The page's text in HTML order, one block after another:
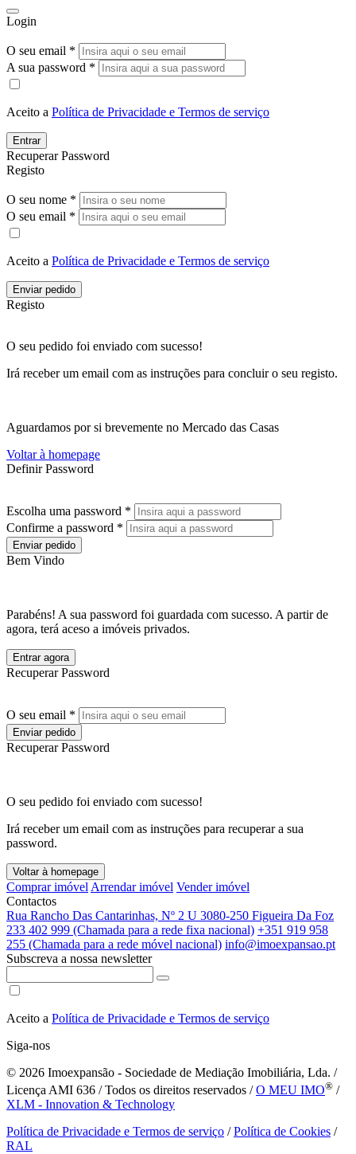
Login
O seu email *
A sua password *
Aceito a Política de Privacidade e Termos de serviço
Entrar
Recuperar Password
Registo
O seu nome *
O seu email *
Aceito a Política de Privacidade e Termos de serviço
Enviar pedido
Registo
O seu pedido foi enviado com sucesso!
Irá receber um email com as instruções para concluir o seu registo.
Aguardamos por si brevemente no Mercado das Casas
Voltar à homepage
Definir Password
Escolha uma password *
Confirme a password *
Enviar pedido
Bem Vindo
Parabéns! A sua password foi guardada com sucesso. A partir de
agora, terá aceso a imóveis privados.
Entrar agora
Recuperar Password
O seu email *
Enviar pedido
Recuperar Password
O seu pedido foi enviado com sucesso!
Irá receber um email com as instruções para recuperar a sua
password.
Voltar à homepage
Comprar imóvel Arrendar imóvel Vender imóvel
Contactos
Rua Rancho Das Cantarinhas, Nº 2 U 3080-250 Figueira Da Foz
233 402 999 (Chamada para a rede fixa nacional) +351 919 958
255 (Chamada para a rede móvel nacional) info@imoexpansao.pt
Subscreva a nossa newsletter
Aceito a Política de Privacidade e Termos de serviço
Siga-nos
© 2026 Imoexpansão - Sociedade de Mediação Imobiliária, Lda. /
Licença AMI 636 / Todos os direitos reservados /O MEU IMO® /
XLM - Innovation & Technology
Política de Privacidade e Termos de serviço /Política de Cookies /
RAL